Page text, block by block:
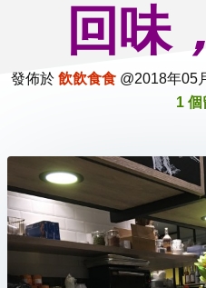
回味，
發佈於 飲飲食食@2018年05
1 個